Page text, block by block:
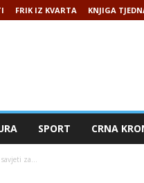
FRIK IZ KVARTA KNJIGA
SPORT CRNA
za...